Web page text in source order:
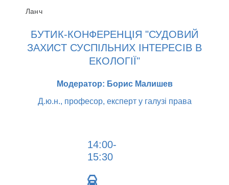
Ланч
БУТИК-КОНФЕРЕНЦІЯ "СУДОВИЙ
ЗАХИСТ СУСПІЛЬНИХ ІНТЕРЕСІВ В
ЕКОЛОГІЇ"
Модератор: Борис Малишев
Д.ю.н., професор, експерт у галузі права
14:00-
15:30